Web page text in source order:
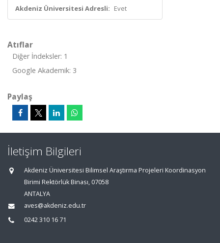
Akdeniz Üniversitesi Adresli: Evet
Atıflar
Diğer İndeksler: 1
Google Akademik: 3
Paylaş
İletişim Bilgileri
Akdeniz Üniversitesi Bilimsel Araştırma Projeleri Koordinasyon
Birimi Rektörlük Binası, 07058
ANTALYA
aves@akdeniz.edu.tr
0242 310 16 71